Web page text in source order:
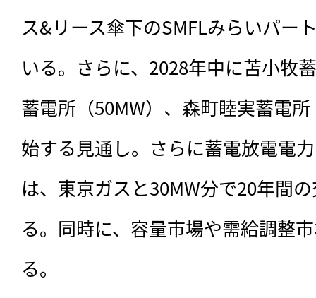
ス&リース傘下のSMFLみらいパー
いる。さらに、2028年中に苫小牧
蓄電所（50MW）、森町睦実蓄電
始する見通し。さらに蓄電放電電
は、東京ガスと30MW分で20年間
る。同時に、容量市場や需給調整
る。